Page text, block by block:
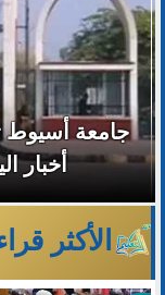
جامعة أسيوط
أخبار
الأكثر